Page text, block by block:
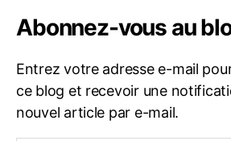
Abonnez-vous au
Entrez votre adresse e-mail
ce blog et recevoir une
nouvel article par e-mail.